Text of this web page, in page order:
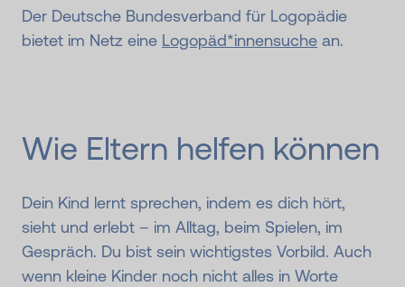
Der Deutsche Bundesverband für Logopädie
bietet im Netz eine Logopäd*innensuche an.
Wie Eltern helfen können
Dein Kind lernt sprechen, indem es dich hört,
sieht und erlebt – im Alltag, beim Spielen, im
Gespräch. Du bist sein wichtigstes Vorbild. Auch
wenn kleine Kinder noch nicht alles in Worte